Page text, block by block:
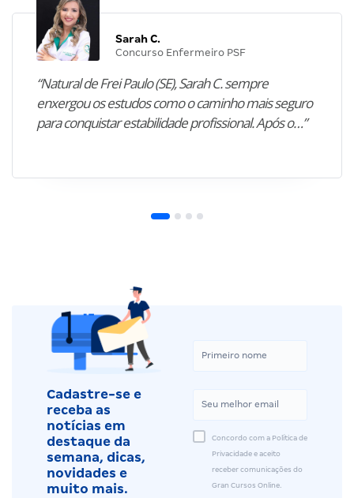
Sarah C.
Concurso Enfermeiro PSF
“Natural de Frei Paulo (SE), Sarah C. sempre
enxergou os estudos como o caminho mais seguro
para conquistar estabilidade profissional. Após o…”
Cadastre-se e
receba as
notícias em
destaque da
semana, dicas,
novidades e
muito mais.
Concordo com a Política de
Privacidade e aceito
receber comunicações do
Gran Cursos Online.